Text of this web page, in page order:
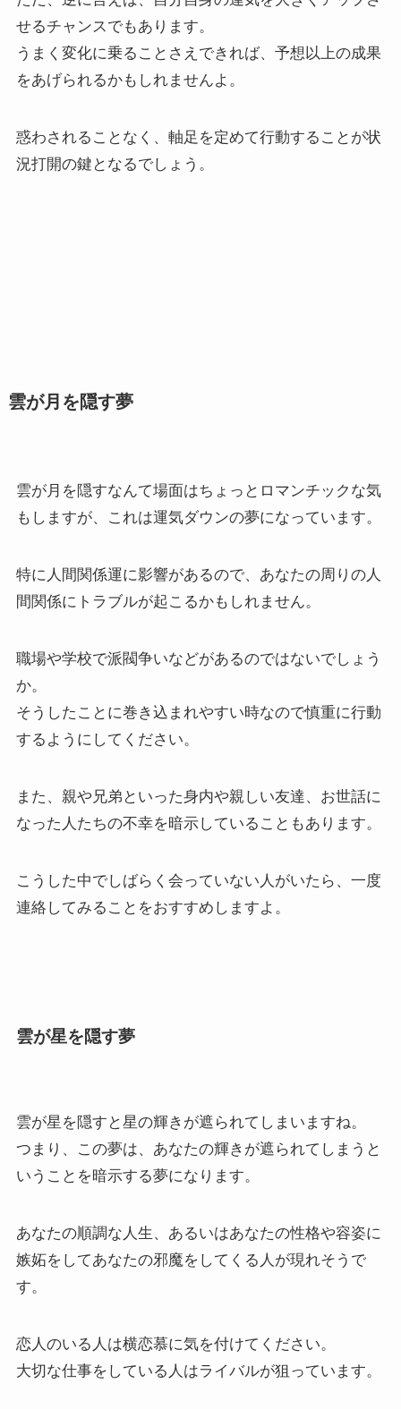
せるチャンスでもあります。
うまく変化に乗ることさえできれば、予想以上の成果
をあげられるかもしれませんよ。
惑わされることなく、軸足を定めて行動することが状
況打開の鍵となるでしょう。
雲が月を隠す夢
雲が月を隠すなんて場面はちょっとロマンチックな気
もしますが、これは運気ダウンの夢になっています。
特に人間関係運に影響があるので、あなたの周りの人
間関係にトラブルが起こるかもしれません。
職場や学校で派閥争いなどがあるのではないでしょう
か。
そうしたことに巻き込まれやすい時なので慎重に行動
するようにしてください。
また、親や兄弟といった身内や親しい友達、お世話に
なった人たちの不幸を暗示していることもあります。
こうした中でしばらく会っていない人がいたら、一度
連絡してみることをおすすめしますよ。
雲が星を隠す夢
雲が星を隠すと星の輝きが遮られてしまいますね。
つまり、この夢は、あなたの輝きが遮られてしまうと
いうことを暗示する夢になります。
あなたの順調な人生、あるいはあなたの性格や容姿に
嫉妬をしてあなたの邪魔をしてくる人が現れそうで
す。
恋人のいる人は横恋慕に気を付けてください。
大切な仕事をしている人はライバルが狙っています。